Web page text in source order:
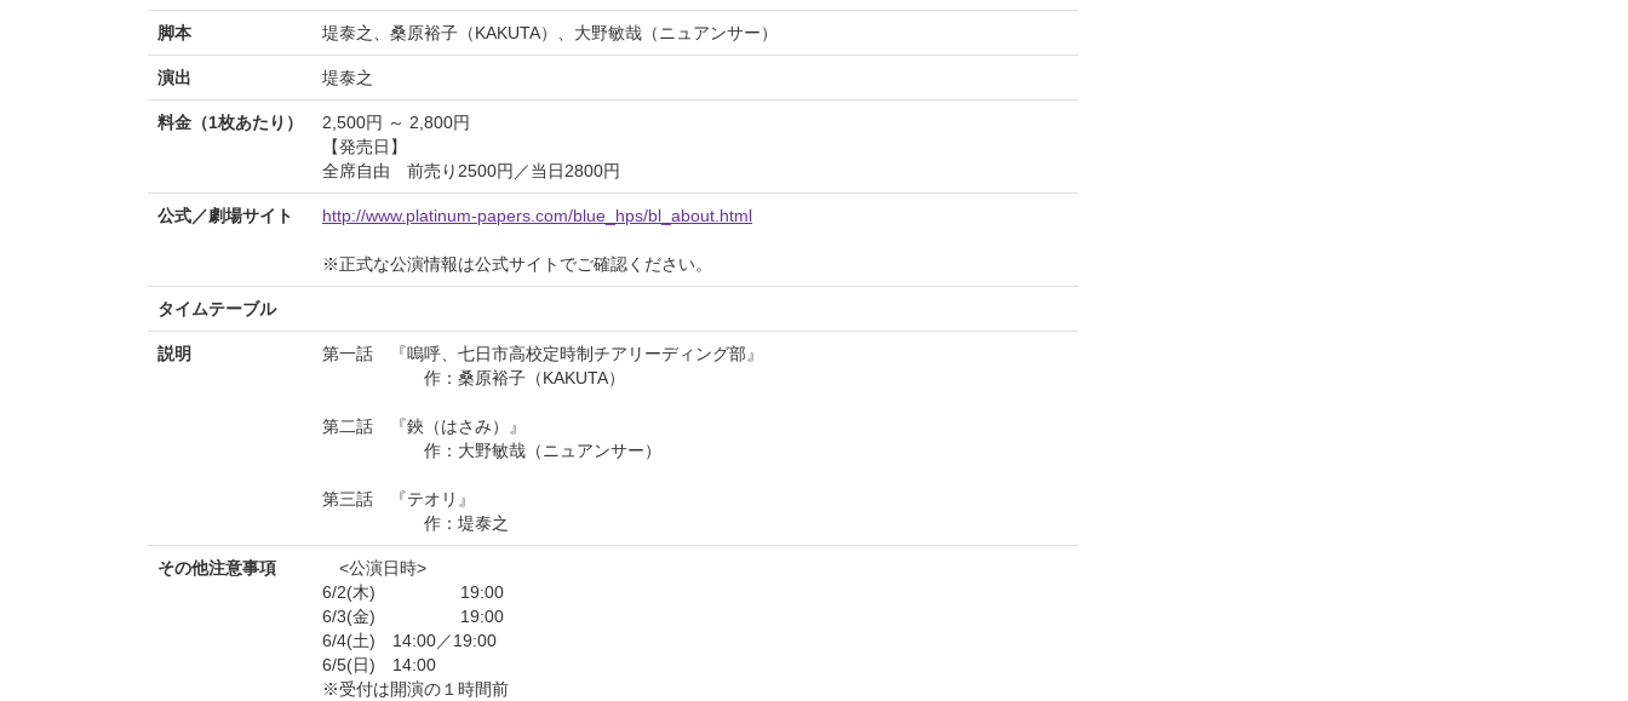
脚本 堤泰之、桑原裕子（KAKUTA）、大野敏哉（ニュアンサー）
演出 堤泰之
料金（1枚あたり）
2,500円 ～ 2,800円
【発売日】
全席自由 前売り2500円／当日2800円
公式／劇場サイト http://www.platinum-papers.com/blue_hps/bl_about.html
※正式な公演情報は公式サイトでご確認ください。
タイムテーブル
説明
第一話 『嗚呼、七日市高校定時制チアリーディング部』
作：桑原裕子（KAKUTA）
第二話 『鋏（はさみ）』
作：大野敏哉（ニュアンサー）
第三話 『テオリ』
作：堤泰之
その他注意事項
<公演日時>
6/2(木) 19:00
6/3(金) 19:00
6/4(土) 14:00／19:00
6/5(日) 14:00
※受付は開演の１時間前